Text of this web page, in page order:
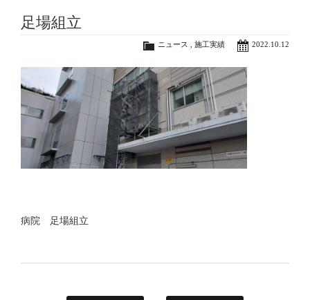
足場組立
2022.10.12
ニュース 施工実績
病院 足場組立